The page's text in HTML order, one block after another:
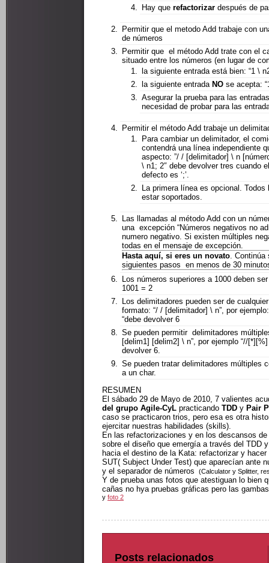
Hay que refactorizar después de
Permitir que el metodo Add trabaje con
de números
Permitir que el método Add trate con el
situado entre los números (en lugar de
la siguiente entrada está bien: “1 \
la siguiente entrada NO se acepta:
Asegurar la prueba para las
necesidad de probar para las
Permitir el método Add trabaje un
Para cambiar un delimitador, el
contendrá una línea independiente
aspecto: ”/ / [delimitador] \ n
\ n1; 2″ debe devolver tres cuando
defecto es ‘;’.
La primera línea es opcional.
estar soportados.
Las llamadas al método Add con un
una excepción “Números negativos no
numero negativo. Si existen múltiples
todas en el mensaje de excepción.
Hasta aquí, si eres un novato. Continúa
siguientes pasos en menos de 30
Los números superiores a 1000 deben
1001 = 2
Los delimitadores pueden ser de
formato: “/ / [delimitador] \ n”, por
“debe devolver 6
Se pueden permitir delimitadores
[delim1] [delim2] \ n”, por ejemplo “//
devolver 6.
Se pueden tratar delimitadores múltiples
a un char.
RESUMEN
El sábado 29 de Mayo de 2010, 7 valientes
del grupo Agile-CyL practicando TDD y Pair
caso se practicaron trios, pero esa es otra
ejercitar nuestras habilidades (skills).
En las refactorizaciones y en los descansos
sobre el diseño que emergía a través del TDD
hacia el destino de la Kata: refactorizar y
SUT( Subject Under Test) que aparecían ante
y el separador de números
(Calculator y Splitter,
Y de prueba unas fotos que atestiguan lo bien
cañas no hya pruebas gráficas pero las
y foto 2
Posts relacionados